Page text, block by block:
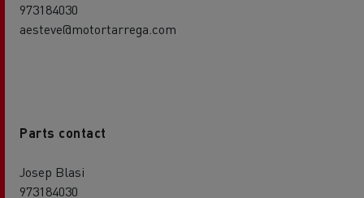
973184030
aesteve@motortarrega.com
Parts contact
Josep Blasi
973184030